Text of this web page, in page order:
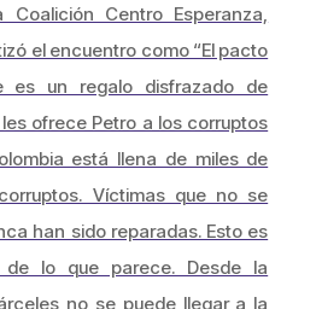
Centro Esperanza,
el encuentro como “El pacto
es un regalo disfrazado de
les ofrece Petro a los corruptos
está llena de miles de
Víctimas que no se
han sido reparadas. Esto es
de lo que parece. Desde la
no se puede llegar a la